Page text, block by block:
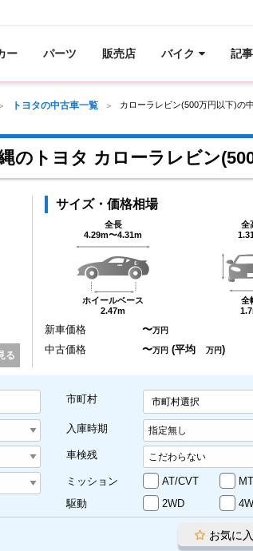
ー パーツ 販売店 バイク 記事
トヨタの中古車一覧 カローラレビン(500万円以下)の
のトヨタ カローラレビン
る
サイズ・価格相場
全長
4.29m〜4.31m
ホイールベース
2.47m
全
全
新車価格 〜万円
中古価格 〜万円 (平均万円)
市町村 市町村選択
入庫時期
車検残
ミッション AT/CVT
MT
駆動
2WD
お気に